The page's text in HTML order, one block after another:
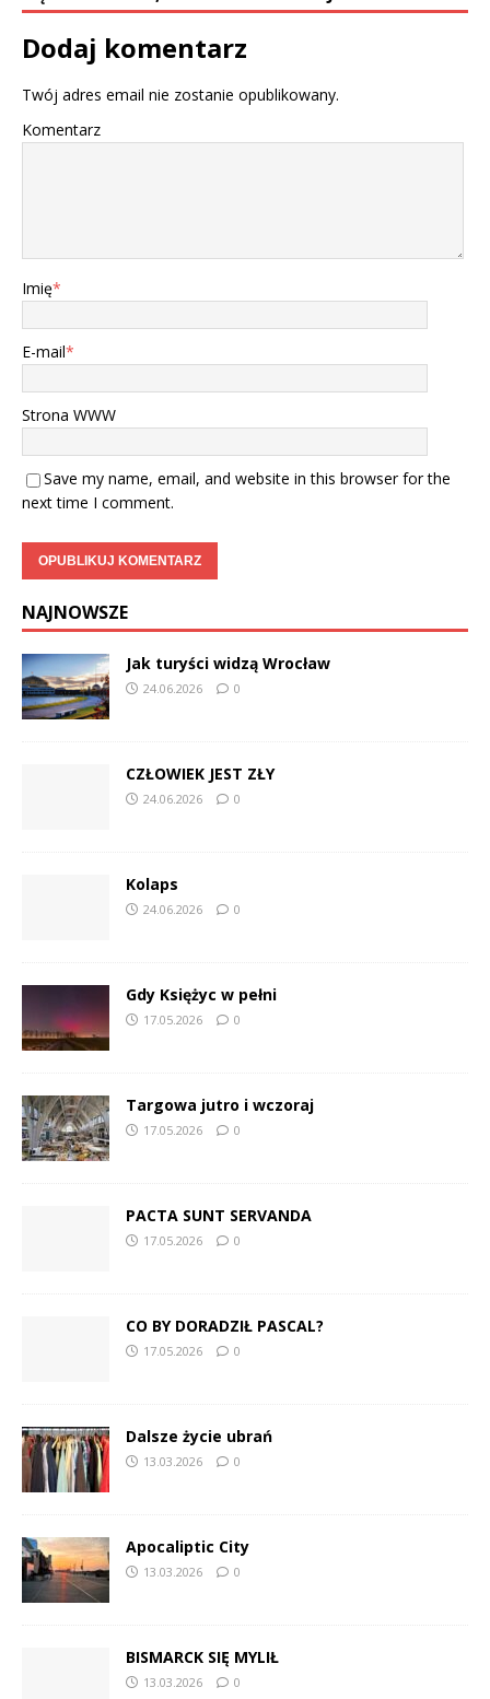
Dodaj komentarz
Twój adres email nie zostanie opublikowany.
Komentarz
Imię*
E-mail*
Strona WWW
Save my name, email, and website in this browser for the
next time I comment.
NAJNOWSZE
Jak turyści widzą Wrocław
24.06.2026 0
CZŁOWIEK JEST ZŁY
24.06.2026 0
Kolaps
24.06.2026 0
Gdy Księżyc w pełni
17.05.2026 0
Targowa jutro i wczoraj
17.05.2026 0
PACTA SUNT SERVANDA
17.05.2026 0
CO BY DORADZIŁ PASCAL?
17.05.2026 0
Dalsze życie ubrań
13.03.2026 0
Apocaliptic City
13.03.2026 0
BISMARCK SIĘ MYLIŁ
13.03.2026 0